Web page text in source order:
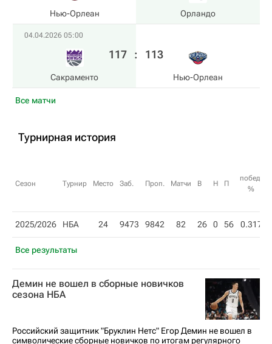
Все матчи
Нью-Орлеан Орландо
04.04.2026 05:00
Сакраменто
117 : 113
Нью-Орлеан
Турнирная история
Сезон Турнир Место Заб. Проп. Матчи В Н П
побед,
%
2025/2026 НБА 24 9473 9842 82 26 0 56 0.317
Все результаты
Демин не вошел в сборные новичков
сезона НБА
Российский защитник "Бруклин Нетс" Егор Демин не вошел в
символические сборные новичков по итогам регулярного